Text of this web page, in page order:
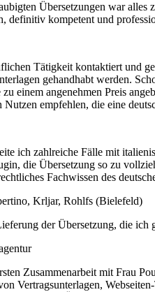
Übersetzungen war
definitiv kompetent und
Tätigkeit kontaktiert und
gehandhabt werden.
einem angenehmen Preis
empfehlen, die eine
ich zahlreiche Fälle mit
die Übersetzung so zu
Fachwissen des
Krljar, Rohlfs (Bielefeld)
der Übersetzung, die ich
Zusammenarbeit mit Frau
Vertragsunterlagen,